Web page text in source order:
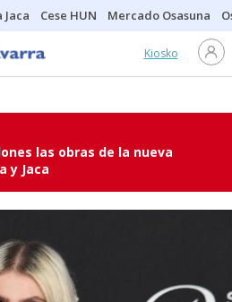
Cese HUN Mercado Osasuna
Kiosko
las obras de la nueva
y Jaca